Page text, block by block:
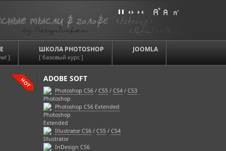
]
ШКОЛА PHOTOSHOP
[ базовый курс ]
JOOMLA
ADOBE SOFT
Photoshop CS6
Photoshop CS6 Extended
Illustrator CS6 / CS5 / CS4
InDesign CS6
/ CS5 / CS4 / CS3